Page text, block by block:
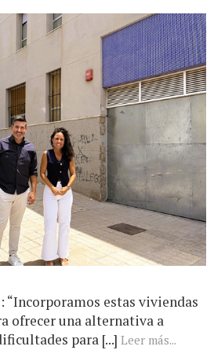
“Incorporamos estas viviendas
ofrecer una alternativa a
para [...] Leer más...